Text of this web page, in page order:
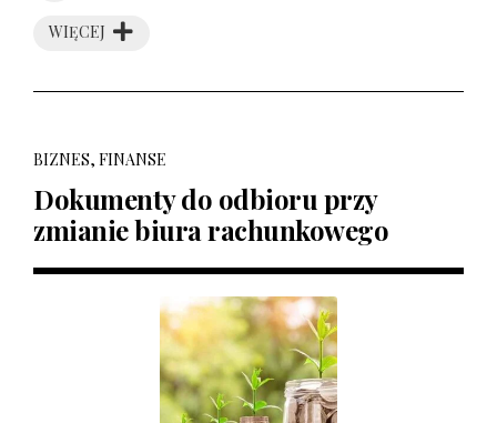
WIĘCEJ
BIZNES, FINANSE
Dokumenty do odbioru przy
zmianie biura rachunkowego